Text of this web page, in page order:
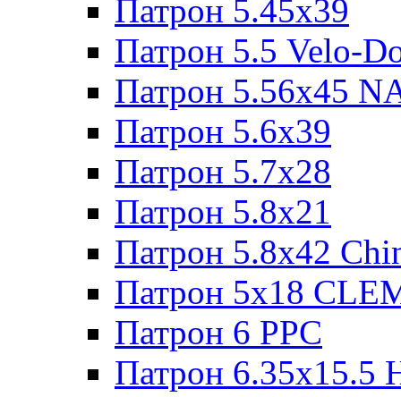
Патрон 5.45х39
Патрон 5.5 Velo-
Патрон 5.56х45
Патрон 5.6х39
Патрон 5.7x28
Патрон 5.8x21
Патрон 5.8x42
Патрон 5x18
Патрон 6 PPC
Патрон 6.35x15.5